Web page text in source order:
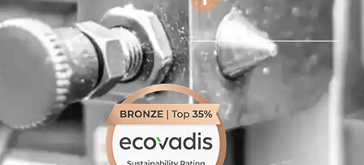
u
b
e
e
d
i
n
-
a
r
m
b
o
o
k
-
f